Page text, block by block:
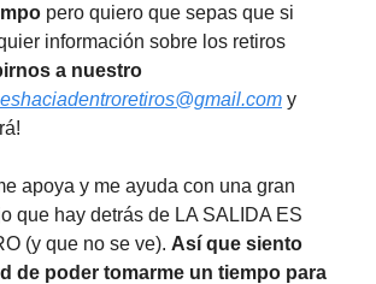
pero quiero que sepas que si
información sobre los retiros
a nuestro
y
apoya y me ayuda con una gran
que hay detrás de LA SALIDA ES
(y que no se ve). Así que siento
de poder tomarme un tiempo para